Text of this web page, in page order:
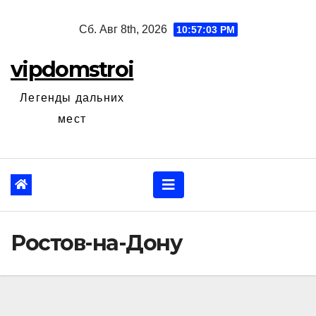
Сб. Авг 8th, 2026 10:57:04 PM
vipdomstroi
Легенды дальних
мест
Ростов-на-Дону